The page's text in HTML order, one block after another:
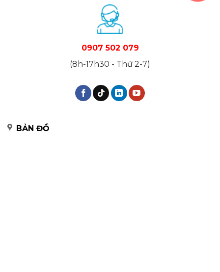
0907 502 079
(8h-17h30 - Thứ 2-7)
BẢN ĐỒ